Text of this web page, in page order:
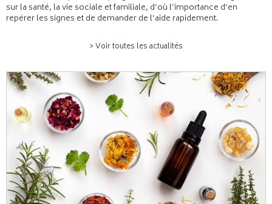
sur la santé, la vie sociale et familiale, d’où l’importance d’en
repérer les signes et de demander de l’aide rapidement.
> Voir toutes les actualités